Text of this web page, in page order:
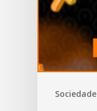
Sociedade